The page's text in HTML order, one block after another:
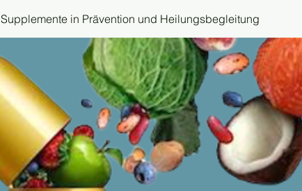
Supplemente in Prävention und Heilungsbegleitung